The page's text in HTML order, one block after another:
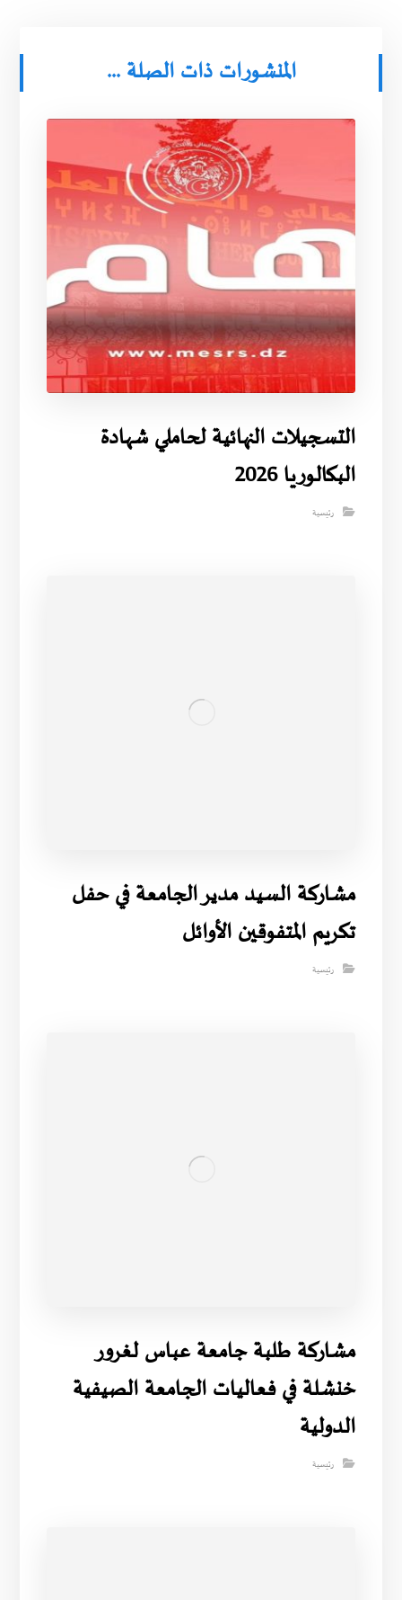
المنشورات ذات الصلة ...
التسجيلات النهائية لحاملي شهادة
البكالوريا 2026
رئيسية
مشاركة السيد مدير الجامعة في حفل
تكريم المتفوقين الأوائل
رئيسية
مشاركة طلبة جامعة عباس لغرور
خنشلة في فعاليات الجامعة الصيفية
الدولية
رئيسية